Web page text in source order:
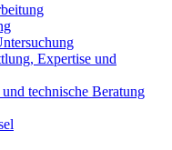
Expertise und
technische Beratung